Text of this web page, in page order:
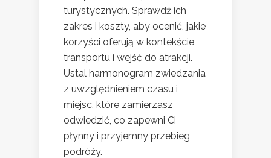
turystycznych. Sprawdź ich
zakres i koszty, aby ocenić, jakie
korzyści oferują w kontekście
transportu i wejść do atrakcji.
Ustal harmonogram zwiedzania
z uwzględnieniem czasu i
miejsc, które zamierzasz
odwiedzić, co zapewni Ci
płynny i przyjemny przebieg
podróży.